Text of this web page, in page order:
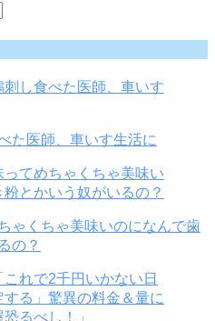
た医師、車いす生活に
ゃくちゃ美味いのになんで歯
の？